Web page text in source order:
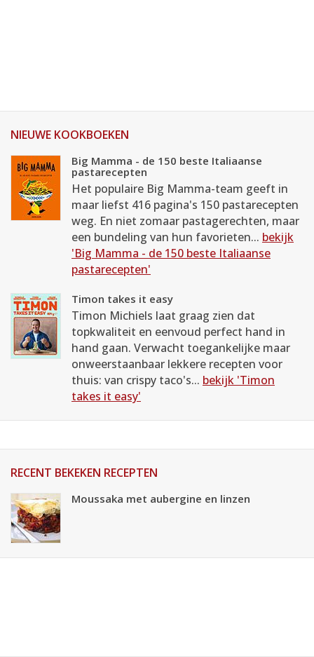
NIEUWE KOOKBOEKEN
Big Mamma - de 150 beste Italiaanse
pastarecepten
Het populaire Big Mamma-team geeft in
maar liefst 416 pagina's 150 pastarecepten
weg. En niet zomaar pastagerechten, maar
een bundeling van hun favorieten... bekijk
'Big Mamma - de 150 beste Italiaanse
pastarecepten'
Timon takes it easy
Timon Michiels laat graag zien dat
topkwaliteit en eenvoud perfect hand in
hand gaan. Verwacht toegankelijke maar
onweerstaanbaar lekkere recepten voor
thuis: van crispy taco's... bekijk 'Timon
takes it easy'
RECENT BEKEKEN RECEPTEN
Moussaka met aubergine en linzen